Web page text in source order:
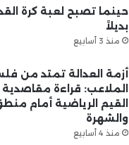
حينما تصبح لعبة كرة
بديلاً
منذ 3 أسابيع
أزمة العدالة تمتد من
الملاعب: قراءة
القيم الرياضية أمام
والشهرة
منذ 4 أسابيع